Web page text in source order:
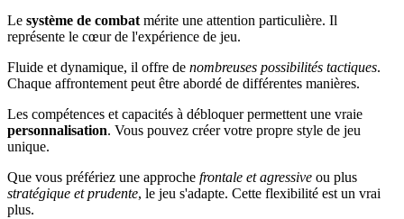
Le système de combat mérite une attention particulière. Il
représente le cœur de l'expérience de jeu.
Fluide et dynamique, il offre de nombreuses possibilités tactiques.
Chaque affrontement peut être abordé de différentes manières.
Les compétences et capacités à débloquer permettent une vraie
personnalisation. Vous pouvez créer votre propre style de jeu
unique.
Que vous préfériez une approche frontale et agressive ou plus
stratégique et prudente, le jeu s'adapte. Cette flexibilité est un vrai
plus.